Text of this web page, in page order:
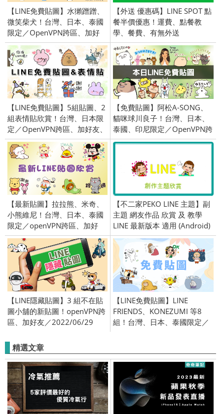
【LINE免費貼圖】水獺蹭蹭、
微笑柴犬！台灣、日本、泰國
限定／OpenVPN跨區、加好
友、綁門號／2023/6/20
【外送 優惠碼】LINE SPOT 點
餐半價優惠！運費、點餐教
學、餐費、有無外送
【LINE免費貼圖】5組貼圖、2
組表情貼欣賞！台灣、日本限
定／OpenVPN跨區、加好友、
綁門號／2025/8/12
【免費貼圖】阿松A-SONG、
貓咪球川良子！台灣、日本、
泰國、印尼限定／OpenVPN跨
區、加好友、綁門號／
【最新貼圖】拉拉熊、米奇、
小熊維尼！台灣、日本、泰國
限定／openVPN跨區、加好
友、綁門號／2018/11/15
【不二家PEKO LINE 主題】副
主題 網友作品 欣賞 及 教學
LINE 最新版本 適用 (Android)
【LINE隱藏貼圖】3 組不在貼
圖小舖的新貼圖！openVPN跨
區、加好友／2022/06/29
【LINE免費貼圖】LINE
FRIENDS、KONEZUMI 等8
組！台灣、日本、泰國限定／
精選文章